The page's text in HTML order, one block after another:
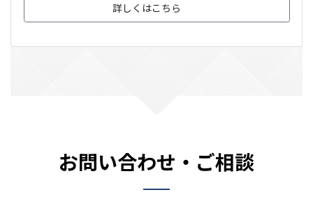
詳しくはこちら
お問い合わせ・ご相談